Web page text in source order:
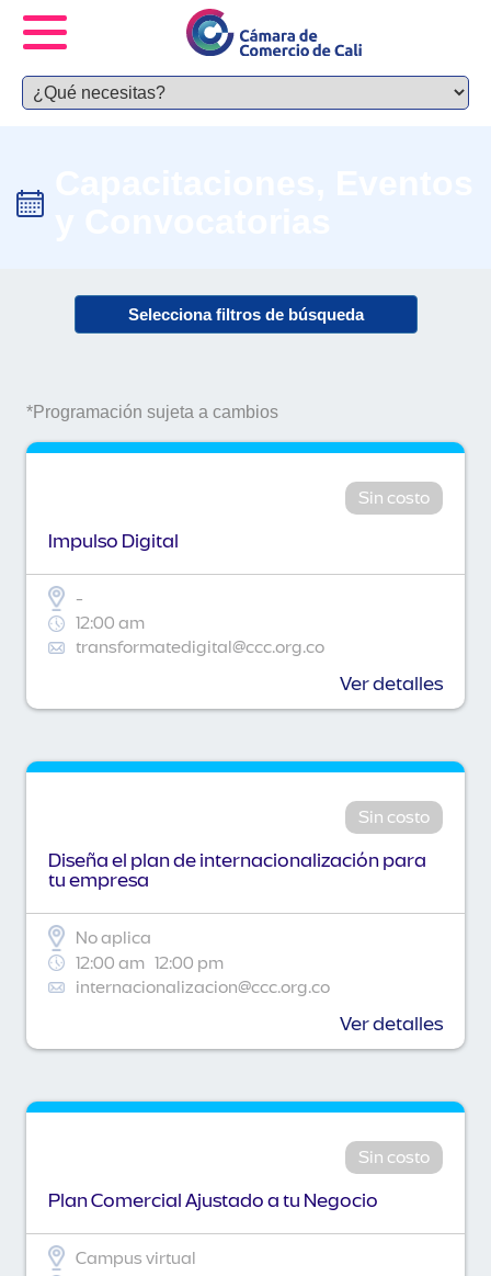
Selecciona filtros de búsqueda
*Programación sujeta a cambios
Sin costo
Impulso Digital
-
12:00 am
transformatedigital@ccc.org.co
Ver detalles
Sin costo
Diseña el plan de internacionalización para
tu empresa
No aplica
12:00 am 12:00 pm
internacionalizacion@ccc.org.co
Ver detalles
Sin costo
Plan Comercial Ajustado a tu Negocio
Campus virtual